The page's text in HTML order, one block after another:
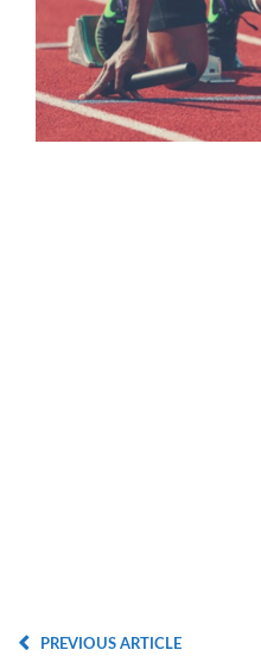
PREVIOUS ARTICLE